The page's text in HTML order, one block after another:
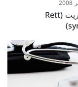
متلازمه ريت (Rett